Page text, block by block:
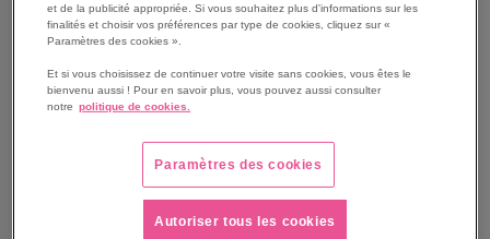
FAVORIS FAVORIS
et de la publicité appropriée. Si vous souhaitez plus d'informations sur les
finalités et choisir vos préférences par type de cookies, cliquez sur «
Paramètres des cookies ».
Et si vous choisissez de continuer votre visite sans cookies, vous êtes le
bienvenu aussi ! Pour en savoir plus, vous pouvez aussi consulter
notre politique de cookies.
Paramètres des cookies
Autoriser tous les cookies